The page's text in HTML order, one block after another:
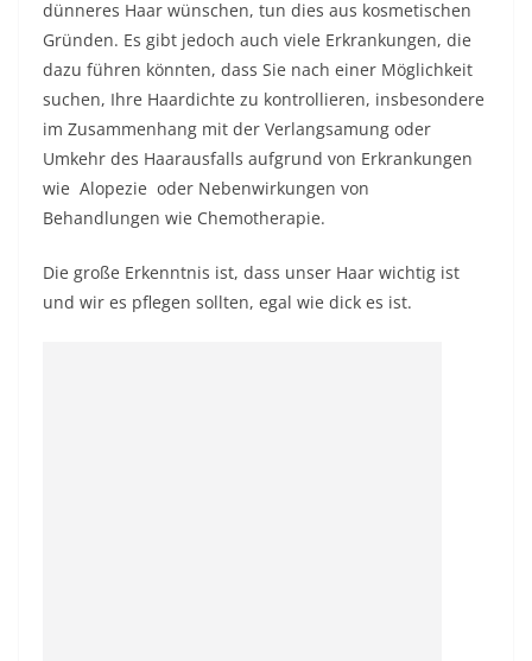
dünneres Haar wünschen, tun dies aus kosmetischen
Gründen. Es gibt jedoch auch viele Erkrankungen, die
dazu führen könnten, dass Sie nach einer Möglichkeit
suchen, Ihre Haardichte zu kontrollieren, insbesondere
im Zusammenhang mit der Verlangsamung oder
Umkehr des Haarausfalls aufgrund von Erkrankungen
wie Alopezie oder Nebenwirkungen von
Behandlungen wie Chemotherapie.
Die große Erkenntnis ist, dass unser Haar wichtig ist
und wir es pflegen sollten, egal wie dick es ist.